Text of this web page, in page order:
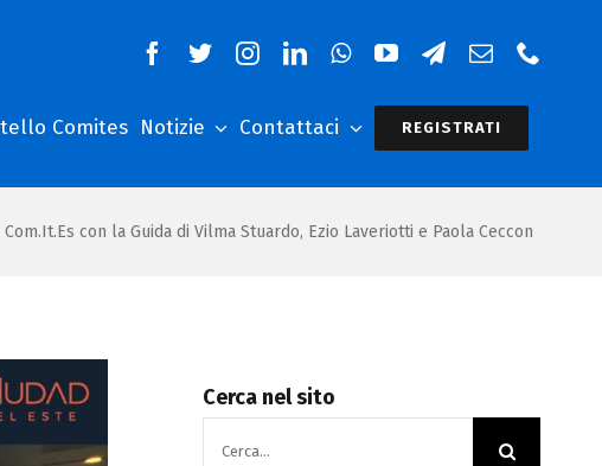
Comites Notizie Contattaci REGISTRATI
con la Guida di Vilma Stuardo, Ezio Laveriotti e Paola Ceccon
Cerca nel sito